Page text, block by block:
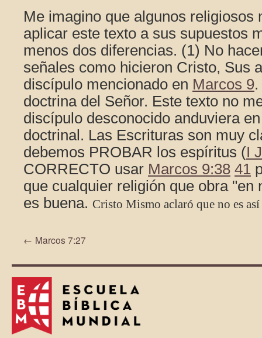
Me imagino que algunos religiosos
aplicar este texto a sus supuestos
menos dos diferencias. (1) No
señales como hicieron Cristo, Sus
discípulo mencionado en Marcos 9
doctrina del Señor. Este texto no
discípulo desconocido anduviera
doctrinal. Las Escrituras son muy
debemos PROBAR los espíritus (I
CORRECTO usar Marcos 9:38 41
que cualquier religión que obra "en
es buena. Cristo Mismo aclaró que no es
← Marcos 7:27